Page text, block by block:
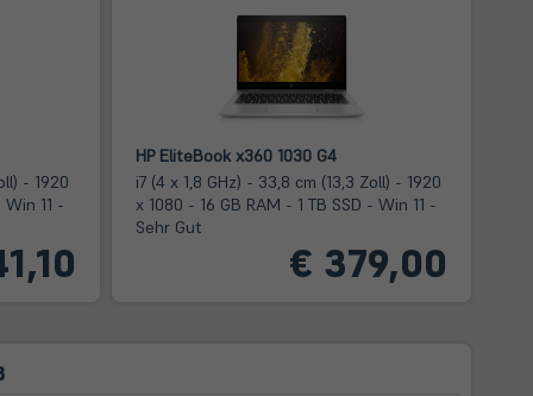
- 1920
Win 11 -
HP EliteBook x360 1030 G4
i7 (4 x 1,8 GHz) - 33,8 cm (13,3 Zoll) - 1920
x 1080 - 16 GB RAM - 1 TB SSD - Win 11 -
Sehr Gut
€ 379,00